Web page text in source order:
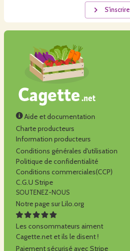
S'inscrire
Aide et documentation
Charte producteurs
Information producteurs
Conditions générales d'utilisation
Politique de confidentialité
Conditions commerciales(CCP)
C.G.U Stripe
SOUTENEZ-NOUS
Notre page sur Lilo.org
Les consommateurs aiment
Cagette.net et ils le disent !
Paiement sécurisé avec Stripe